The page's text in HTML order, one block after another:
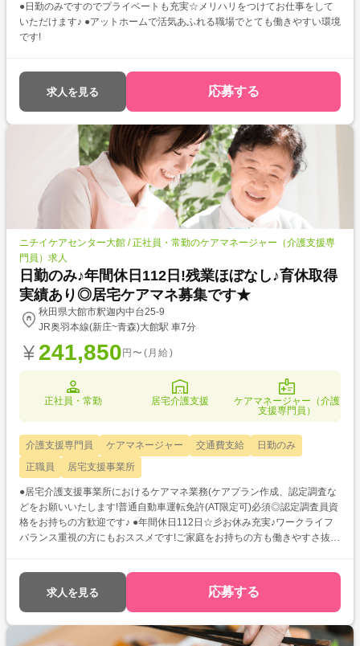
●日勤のみですのでプライベートも充実☆メリハリをつけてお仕事をして
いただけます♪ ●アットホームで活気あふれる職場でとても働きやすい環境
です!
求人を見る 応募する
ニチイケアセンター大館 / 正社員・常勤のケアマネージャー（介護支援専
門員）求人
日勤のみ♪年間休日112日!残業ほぼなし♪育休取得
実績あり◎居宅ケアマネ募集です★
秋田県大館市釈迦内中台25-9
JR奥羽本線(新庄~青森)大館駅 車7分
241,850 円〜(月給)
正社員・常勤 居宅介護支援
ケアマネージャー（介護
支援専門員）
介護支援専門員 ケアマネージャー 交通費支給
日勤のみ
正職員
居宅支援事業所
●居宅介護支援事業所におけるケアマネ業務(ケアプラン作成、認定調査な
どをお願いいたします!普通自動車運転免許(AT限定可)必須◎認定調査員資
格をお持ちの方歓迎です♪ ●年間休日112日☆彡お休み充実♪ワークライフ
バランス重視の方にもおススメです!ご家庭をお持ちの方も働きやすさ抜群
求人を見る 応募する